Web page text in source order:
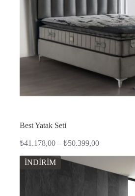
Best Yatak Seti
₺41.178,00 – ₺50.399,00Fiyat
-
₺50.399,00
İNDİRİM